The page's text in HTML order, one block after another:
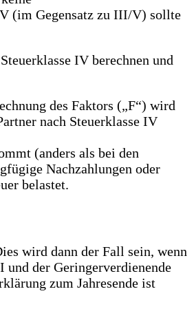
(im Gegensatz zu III/V) sollte
IV berechnen und
des Faktors („F“) wird
nach Steuerklasse IV
(anders als bei den
Nachzahlungen oder
belastet.
wird dann der Fall sein, wenn
und der Geringerverdienende
zum Jahresende ist